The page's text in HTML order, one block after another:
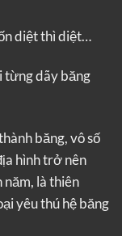
diệt thì diệt…
từng dãy băng
băng, vô số
hình trở nên
năm, là thiên
yêu thú hệ băng